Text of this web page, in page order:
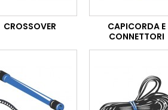
CROSSOVER
CAPICORDA E
CONNETTORI